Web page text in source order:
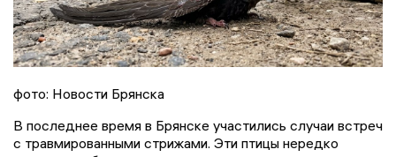
фото: Новости Брянска
В последнее время в Брянске участились случаи встреч
с травмированными стрижами. Эти птицы нередко